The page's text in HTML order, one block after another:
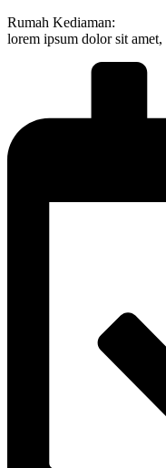
Rumah Kediaman:
lorem ipsum dolor sit